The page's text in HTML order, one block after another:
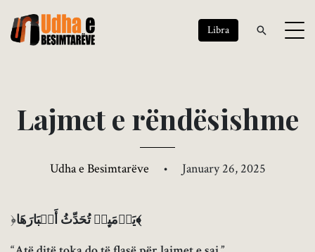
Libra
Lajmete rëndësishme
Udha e Besimtarëve • January 26, 2025
﴿
یَوۡمَىِٕذࣲ تُحَدِّثُ أَخۡبَارَهَا﴾